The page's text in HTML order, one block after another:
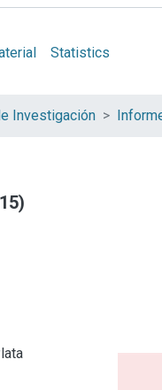
Statistics
Investigación